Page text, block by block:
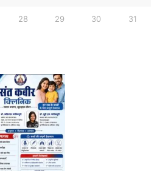
28 29 30 31